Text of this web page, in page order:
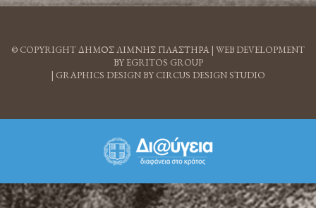
© COPYRIGHT ΔΗΜΟΣ ΛΙΜΝΗΣ ΠΛΑΣΤΗΡΑ | WEB DEVELOPMENT
BY EGRITOS GROUP
| GRAPHICS DESIGN BY CIRCUS DESIGN STUDIO